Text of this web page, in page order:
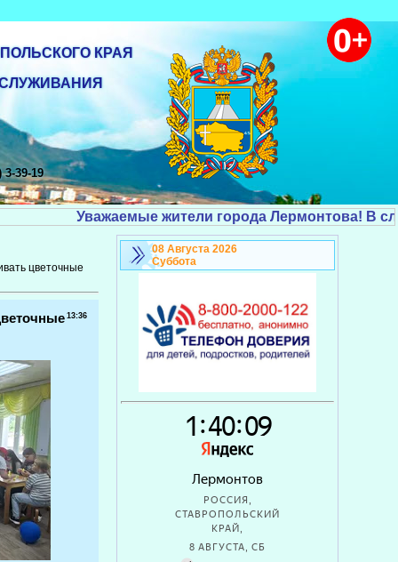
КРАЯ
39-19
Уважаемые жители города Лермонтова! В случае
цветочные
13:36
08 Августа 2026
Суббота